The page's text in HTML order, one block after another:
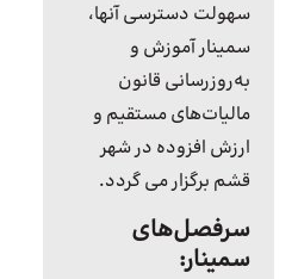
سهولت دسترسی آنها،
سمینار آموزش و
به‌روزرسانی قانون
مالیات‌های مستقیم و
ارزش افزوده در شهر
قشم برگزار می گردد.
سرفصل‌های
سمینار: